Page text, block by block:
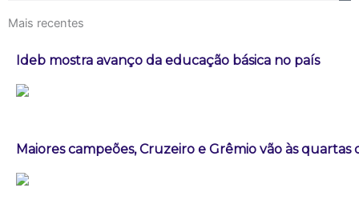
Mais recentes
Ideb mostra avanço da educação básica no país
Maiores campeões, Cruzeiro e Grêmio vão às quartas